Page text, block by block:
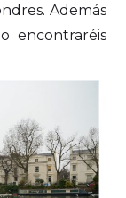
Además
encontraréis